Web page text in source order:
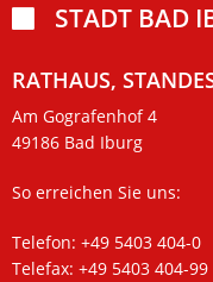
STADT BAD
RATHAUS,
Am Gografenhof 4
49186 Bad Iburg
So erreichen Sie uns:
Telefon: +49 5403 404-0
Telefax: +49 5403 404-99